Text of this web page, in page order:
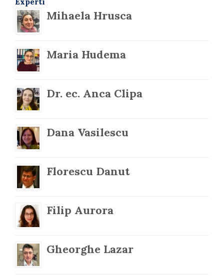
Mihaela Hrusca
Maria Hudema
Dr. ec. Anca Clipa
Dana Vasilescu
Florescu Danut
Filip Aurora
Gheorghe Lazar